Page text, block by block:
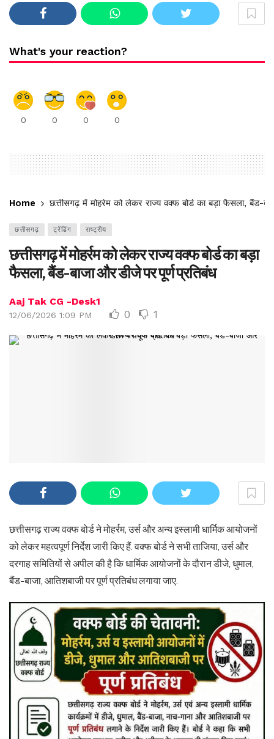
What's your reaction?
0 0 0 0
Home छत्तीसगढ़ में मोहर्रम को लेकर राज्य वक्फ बोर्ड का बड़ा फैसला, बैंड-
छत्तीसगढ़ ट्रेंडिंग राष्ट्रीय
छत्तीसगढ़ में मोहर्रम को लेकर राज्य वक्फ बोर्ड का बड़ा
फैसला, बैंड-बाजा और डीजे पर पूर्ण प्रतिबंध
Aaj Tak CG -Desk1
12/06/2026 1:09 PM 0 1
छत्तीसगढ़ राज्य वक्फ बोर्ड ने मोहर्रम, उर्स और अन्य इस्लामी धार्मिक आयोजनों
को लेकर महत्वपूर्ण निर्देश जारी किए हैं. वक्फ बोर्ड ने सभी ताजिया, उर्स और
दरगाह समितियों से अपील की है कि धार्मिक आयोजनों के दौरान डीजे, धुमाल,
बैंड-बाजा, आतिशबाजी पर पूर्ण प्रतिबंध लगाया जाए.